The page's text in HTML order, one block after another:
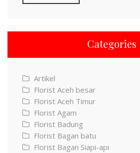
Categories
Artikel
Florist Aceh besar
Florist Aceh Timur
Florist Agam
Florist Badung
Florist Bagan batu
Florist Bagan Siapi-api